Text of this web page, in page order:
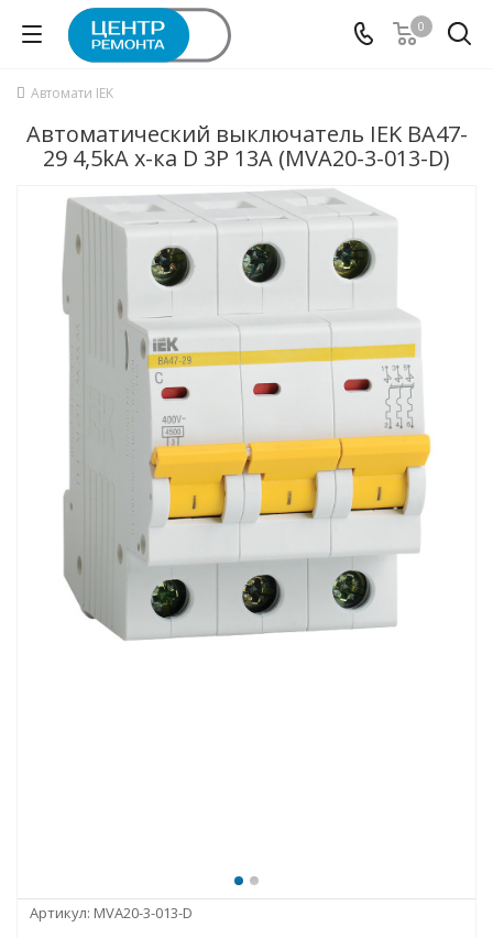
0
Автомати IEK
Автоматический выключатель IEK ВА47-
29 4,5kA х-ка D 3P 13А (MVA20-3-013-D)
Артикул: MVA20-3-013-D